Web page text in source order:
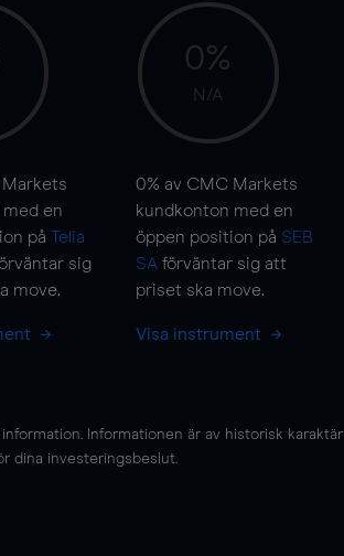
en
på Telia
sig
move.
0%
N/A
0% av CMC Markets
kundkonton med en
öppen position på SEB
SA förväntar sig att
priset ska move.
Visa instrument
Informationen är av historisk karaktär
dina investeringsbeslut.